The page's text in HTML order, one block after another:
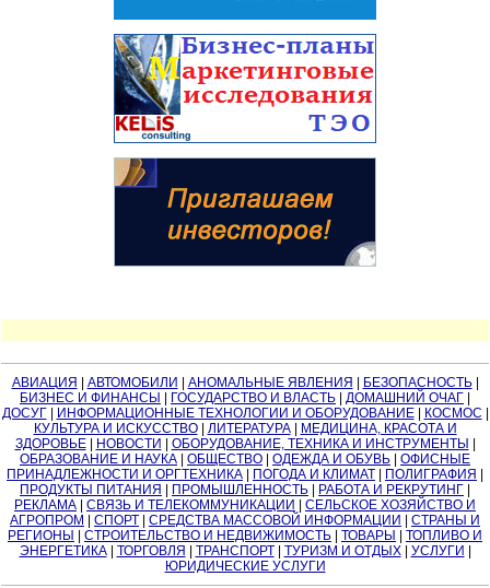
АВИАЦИЯ АВТОМОБИЛИ АНОМАЛЬНЫЕ ЯВЛЕНИЯ БЕЗОПАСНОСТЬ|
БИЗНЕС И ФИНАНСЫ
ГОСУДАРСТВО И ВЛАСТЬ ДОМАШНИЙ ОЧАГ
ДОСУГ| ИНФОРМАЦИОННЫЕ ТЕХНОЛОГИИ И ОБОРУДОВАНИЕ| КОСМОС
КУЛЬТУРА И ИСКУССТВО| ЛИТЕРАТУРА|
МЕДИЦИНА, КРАСОТА И
ЗДОРОВЬЕ| НОВОСТИ ОБОРУДОВАНИЕ, ТЕХНИКА И ИНСТРУМЕНТЫ
ОБРАЗОВАНИЕ И НАУКА
ОБЩЕСТВО ОДЕЖДА И ОБУВЬ
ОФИСНЫЕ
ПРИНАДЛЕЖНОСТИ И ОРГТЕХНИКА
ПОГОДА И КЛИМАТ ПОЛИГРАФИЯ
ПРОДУКТЫ ПИТАНИЯ
ПРОМЫШЛЕННОСТЬ РАБОТА И РЕКРУТИНГ
РЕКЛАМА
СВЯЗЬ И ТЕЛЕКОММУНИКАЦИИ
СЕЛЬСКОЕ ХОЗЯЙСТВО И
АГРОПРОМ
СПОРТ СРЕДСТВА МАССОВОЙ ИНФОРМАЦИИ
СТРАНЫ И
РЕГИОНЫ
СТРОИТЕЛЬСТВО И НЕДВИЖИМОСТЬ ТОВАРЫ
ТОПЛИВО И
ЭНЕРГЕТИКА| ТОРГОВЛЯ ТРАНСПОРТ| ТУРИЗМ И ОТДЫХ| УСЛУГИ
ЮРИДИЧЕСКИЕ УСЛУГИ